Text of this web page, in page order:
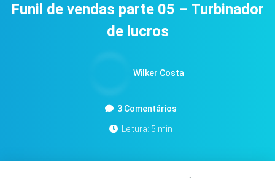
Funil de vendas parte 05 – Turbinador
de lucros
Wilker Costa
3 Comentários
Leitura: 5 min